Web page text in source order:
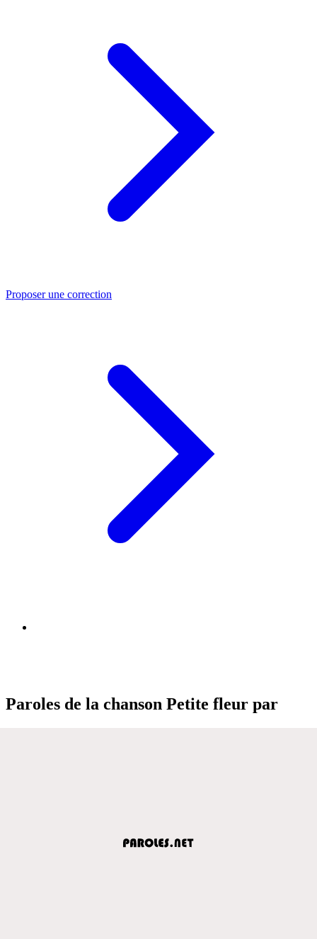
Proposer une correction
Paroles de la chanson Petite fleur par